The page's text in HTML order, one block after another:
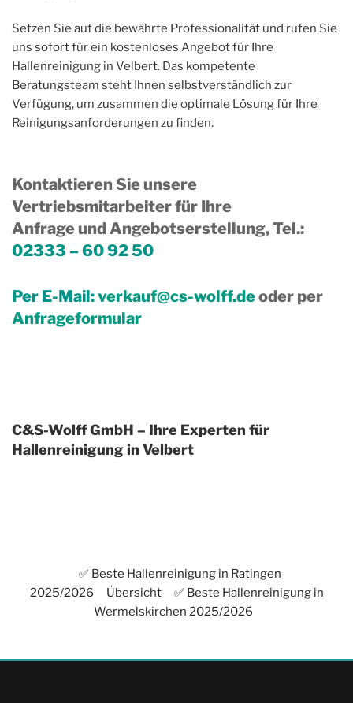
Setzen Sie auf die bewährte Professionalität und rufen Sie
uns sofort für ein kostenloses Angebot für Ihre
Hallenreinigung in Velbert. Das kompetente
Beratungsteam steht Ihnen selbstverständlich zur
Verfügung, um zusammen die optimale Lösung für Ihre
Reinigungsanforderungen zu finden.
Kontaktieren Sie unsere
Vertriebsmitarbeiter für Ihre
Anfrage und Angebotserstellung, Tel.:
02333 – 60 92 50
Per E-Mail:verkauf@cs-wolff.deoder per
Anfrageformular
C&S-Wolff GmbH – Ihre Experten für
Hallenreinigung in Velbert
✅ Beste Hallenreinigung in Ratingen
2025/2026
Übersicht
✅ Beste Hallenreinigung in
Wermelskirchen 2025/2026